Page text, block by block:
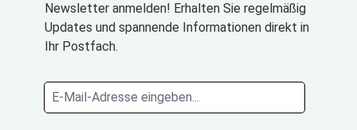
Newsletter anmelden! Erhalten Sie regelmäßig
Updates und spannende Informationen direkt in
Ihr Postfach.